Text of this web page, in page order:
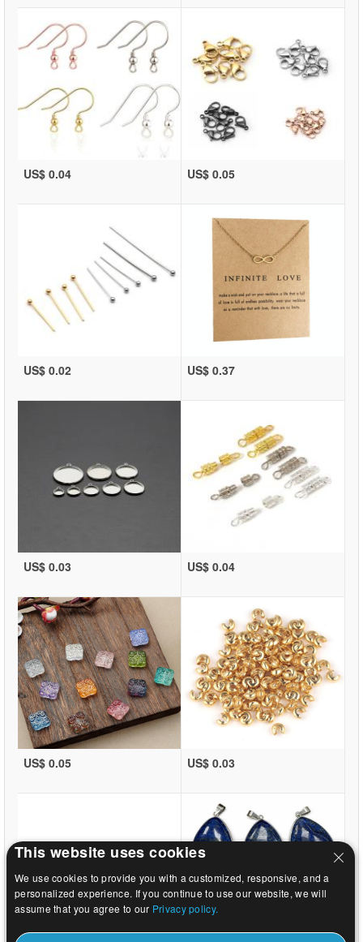
US$ 0.04 US$ 0.05
US$ 0.02 US$ 0.37
US$ 0.03 US$ 0.04
US$ 0.05 US$ 0.03
This website uses cookies
We use cookies to provide you with a customized, responsive, and a
personalized experience. If you continue to use our website, we will
assume that you agree to our Privacy policy.